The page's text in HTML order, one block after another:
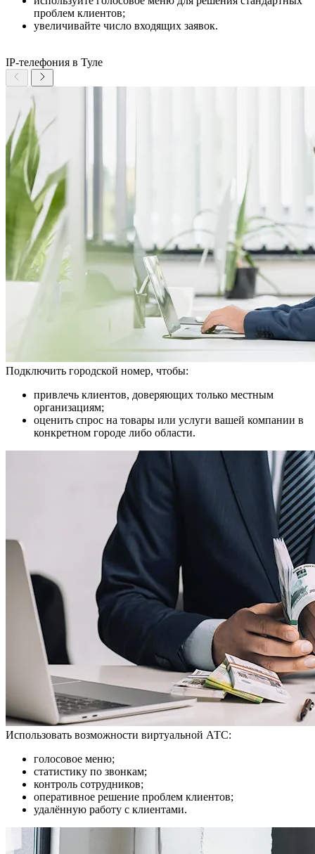
проблем клиентов;
увеличивайте число входящих заявок.
IP-телефония в Туле
Подключить городской номер, чтобы:
привлечь клиентов, доверяющих только местным
организациям;
оценить спрос на товары или услуги вашей компании в
конкретном городе либо области.
Использовать возможности виртуальной АТС:
голосовое меню;
статистику по звонкам;
контроль сотрудников;
оперативное решение проблем клиентов;
удалённую работу с клиентами.